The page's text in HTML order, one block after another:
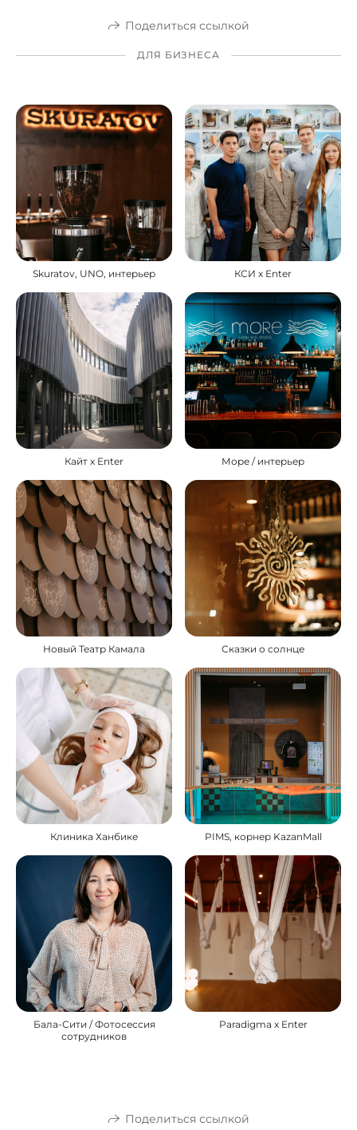
Поделиться ссылкой
ДЛЯ БИЗНЕСА
Skuratov, UNO, интерьер КСИ х Enter
Кайт х Enter Море / интерьер
Новый Театр Камала Сказки о солнце
Клиника Ханбике PIMS, корнер KazanMall
Бала-Сити / Фотосессия
сотрудников
Paradigma x Enter
Поделиться ссылкой